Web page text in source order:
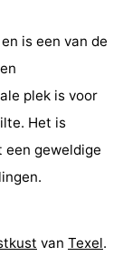
en is een van de
plek is voor
Het is
een geweldige
van Texel.